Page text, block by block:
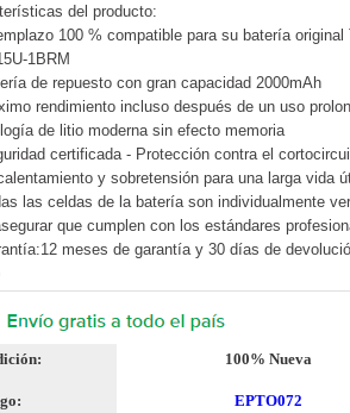
del producto:
100 % compatible para su batería original
1BRM
de repuesto con gran capacidad 2000mAh
rendimiento incluso después de un uso
de litio moderna sin efecto memoria
certificada - Protección contra el
y sobretensión para una larga vida
las celdas de la batería son individualmente
que cumplen con los estándares
meses de garantía y 30 días de
100% Nueva
EPTO072